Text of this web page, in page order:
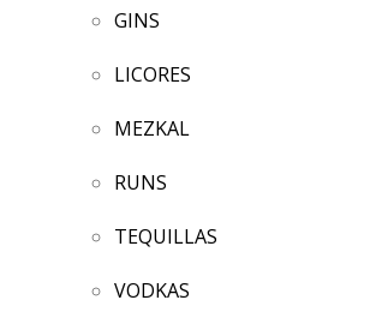
GINS
LICORES
MEZKAL
RUNS
TEQUILLAS
VODKAS